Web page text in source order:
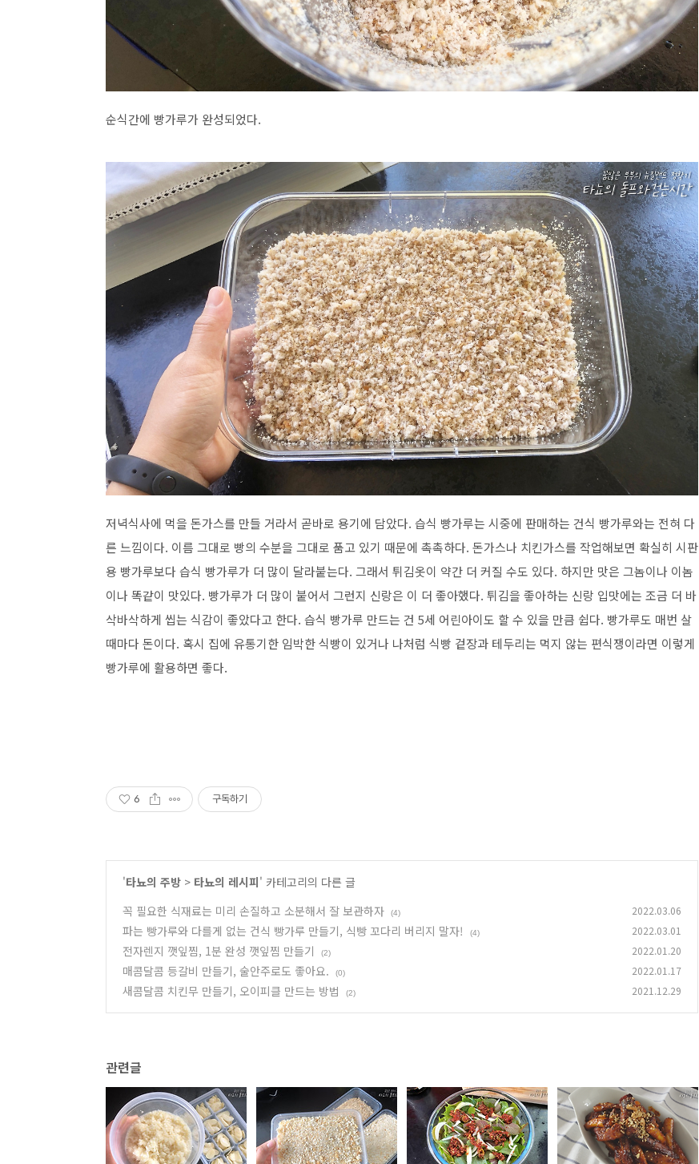
순식간에 빵가루가 완성되었다.
저녁식사에 먹을 돈가스를 만들 거라서 곧바로 용기에 담았다. 습식 빵가루는 시중에 판매하는 건식 빵가루와는 전혀 다
른 느낌이다. 이름 그대로 빵의 수분을 그대로 품고 있기 때문에 촉촉하다. 돈가스나 치킨가스를 작업해보면 확실히 시판
용 빵가루보다 습식 빵가루가 더 많이 달라붙는다. 그래서 튀김옷이 약간 더 커질 수도 있다. 하지만 맛은 그놈이나 이놈
이나 똑같이 맛있다. 빵가루가 더 많이 붙어서 그런지 신랑은 이 더 좋아했다. 튀김을 좋아하는 신랑 입맛에는 조금 더 바
삭바삭하게 씹는 식감이 좋았다고 한다. 습식 빵가루 만드는 건 5세 어린아이도 할 수 있을 만큼 쉽다. 빵가루도 매번 살
때마다 돈이다. 혹시 집에 유통기한 임박한 식빵이 있거나 나처럼 식빵 겉장과 테두리는 먹지 않는 편식쟁이라면 이렇게
빵가루에 활용하면 좋다.
6 구독하기
'타뇨의 주방 > 타뇨의 레시피' 카테고리의 다른 글
꼭 필요한 식재료는 미리 손질하고 소분해서 잘 보관하자
(4) 2022.03.06
파는 빵가루와 다를게 없는 건식 빵가루 만들기, 식빵 꼬다리 버리지 말자! (4) 2022.03.01
전자렌지 깻잎찜, 1분 완성 깻잎찜 만들기 (2) 2022.01.20
매콤달콤 등갈비 만들기, 술안주로도 좋아요. (0) 2022.01.17
새콤달콤 치킨무 만들기, 오이피클 만드는 방법 (2) 2021.12.29
관련글